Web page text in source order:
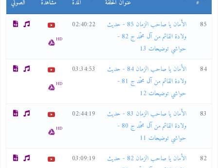
عنوان الحلقة المدة مشاهدة
الصوتي
85
الأمان يا صاحب الزمان 85 - حديث
ولادة القائم من آل محمّد ج 82 -
حواشي توضيحات 13
02:40:22
HD
84
الأمان يا صاحب الزمان 84 - حديث
ولادة القائم من آل محمّد ج 81 -
حواشي توضيحات 12
03:34:53
HD
83
الأمان يا صاحب الزمان 83 - حديث
ولادة القائم من آل محمّد ج 80 -
حواشي توضيحات 11
02:44:19
HD
82
الأمان يا صاحب الزمان 82 - حديث
03:09:19